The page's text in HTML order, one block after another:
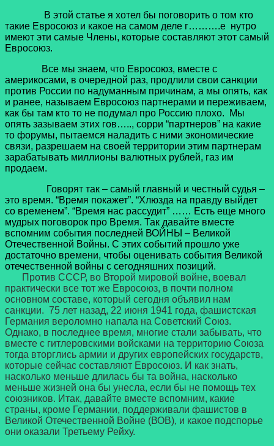
В этой статье я хотел бы поговорить о том кто
такие Евросоюз и какое на самом деле г……….е нутро
имеют эти самые Члены, которые составляют этот самый
Евросоюз.
Все мы знаем, что Евросоюз, вместе с
америкосами, в очередной раз, продлили свои санкции
против России по надуманным причинам, а мы опять, как
и ранее, называем Евросоюз партнерами и переживаем,
как бы там кто то не подумал про Россию плохо. Мы
опять зазываем этих гов….., сорри “партнеров” на какие
то форумы, пытаемся наладить с ними экономические
связи, разрешаем на своей территории этим партнерам
зарабатывать миллионы валютных рублей, газ им
продаем.
Говорят так – самый главный и честный судья –
это время. “Время покажет”. “Хлюзда на правду выйдет
со временем”. “Время нас рассудит” …… Есть еще много
мудрых поговорок про Время. Так давайте вместе
вспомним события последней ВОЙНЫ – Великой
Отечественной Войны. С этих событий прошло уже
достаточно времени, чтобы оценивать события Великой
отечественной войны с сегодняшних позиций.
Против СССР, во Второй мировой войне, воевал
практически все тот же Евросоюз, в почти полном
основном составе, который сегодня объявил нам
санкции. 75 лет назад, 22 июня 1941 года, фашистская
Германия вероломно напала на Советский Союз.
Однако, в последнее время, многие стали забывать, что
вместе с гитлеровскими войсками на территорию Союза
тогда вторглись армии и других европейских государств,
которые сейчас составляют Евросоюз. И как знать,
насколько меньше длилась бы та война, насколько
меньше жизней она бы унесла, если бы не помощь тех
союзников. Итак, давайте вместе вспомним, какие
страны, кроме Германии, поддерживали фашистов в
Великой Отечественной Войне (ВОВ), и какое подспорье
они оказали Третьему Рейху.